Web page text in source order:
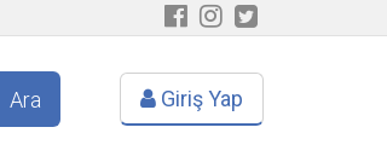
Ara Giriş Yap